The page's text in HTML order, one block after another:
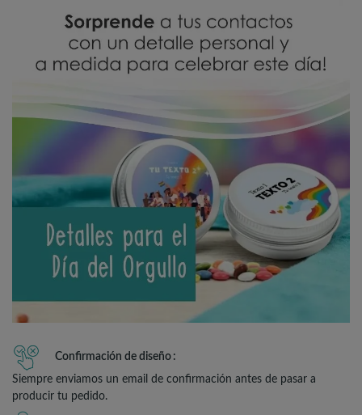
Confirmación de diseño
Siempre enviamos un email de confirmación antes de pasar a
producir tu pedido.